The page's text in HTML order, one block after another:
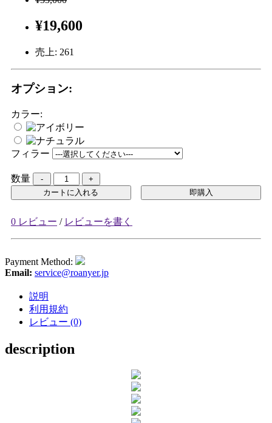
¥19,600
売上: 261
オプション:
カラー:
フィラー
数量
カートに入れる 即購入
0 レビュー / レビューを書く
Payment Method:
Email: service@roanyer.jp
説明
利用規約
レビュー (0)
description